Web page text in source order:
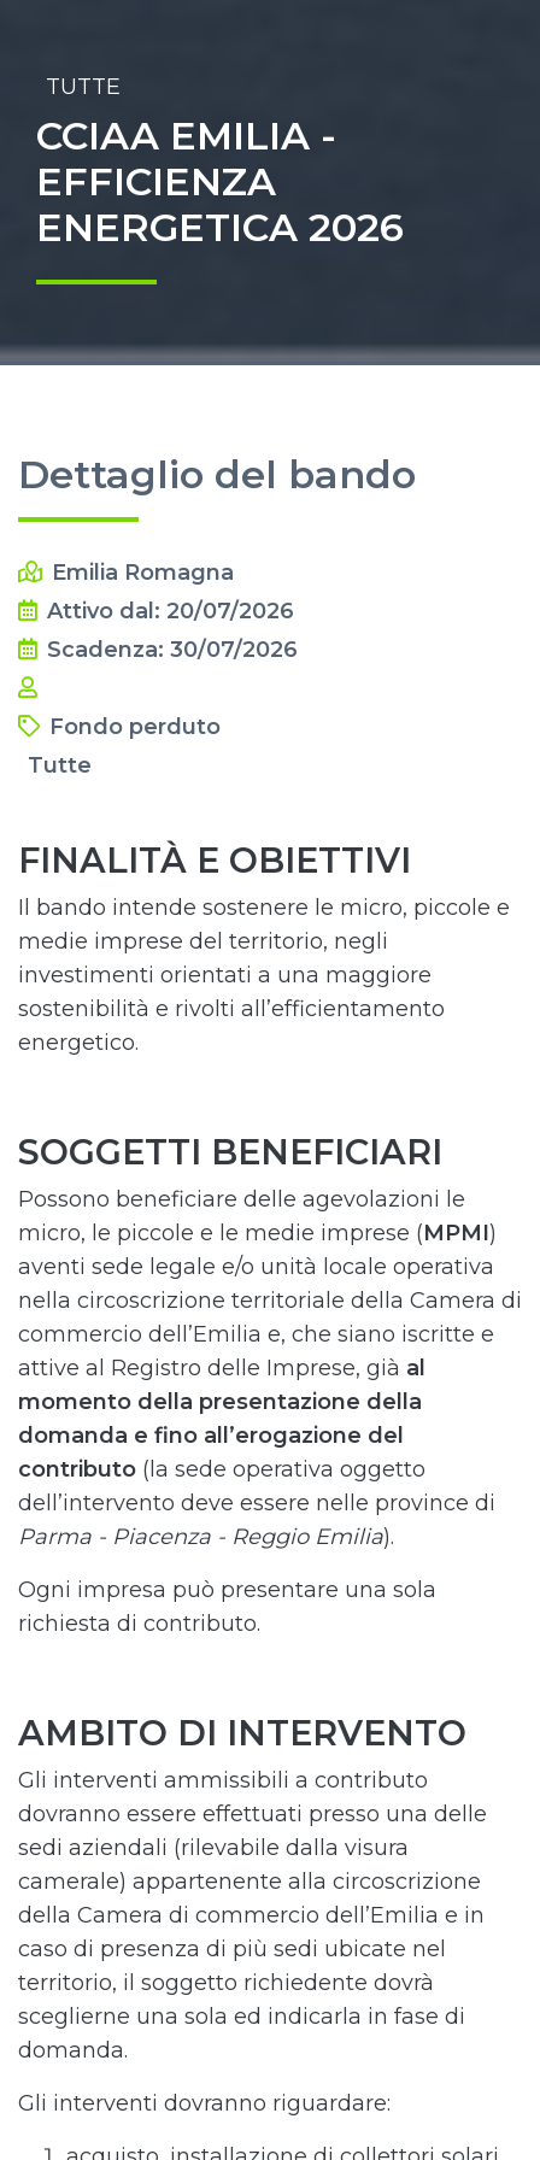
TUTTE
CCIAA EMILIA -
EFFICIENZA
ENERGETICA 2026
Dettaglio del bando
Emilia Romagna
Attivo dal: 20/07/2026
Scadenza: 30/07/2026
Fondo perduto
Tutte
FINALITÀ E OBIETTIVI
Il bando intende sostenere le micro, piccole e
medie imprese del territorio, negli
investimenti orientati a una maggiore
sostenibilità e rivolti all’efficientamento
energetico.
SOGGETTI BENEFICIARI
Possono beneficiare delle agevolazioni le
micro, le piccole e le medie imprese (MPMI)
aventi sede legale e/o unità locale operativa
nella circoscrizione territoriale della Camera di
commercio dell’Emilia e, che siano iscritte e
attive al Registro delle Imprese, già al
momento della presentazione della
domanda e fino all’erogazione del
contributo (la sede operativa oggetto
dell’intervento deve essere nelle province di
Parma - Piacenza - Reggio Emilia).
Ogni impresa può presentare una sola
richiesta di contributo.
AMBITO DI INTERVENTO
Gli interventi ammissibili a contributo
dovranno essere effettuati presso una delle
sedi aziendali (rilevabile dalla visura
camerale) appartenente alla circoscrizione
della Camera di commercio dell’Emilia e in
caso di presenza di più sedi ubicate nel
territorio, il soggetto richiedente dovrà
sceglierne una sola ed indicarla in fase di
domanda.
Gli interventi dovranno riguardare: